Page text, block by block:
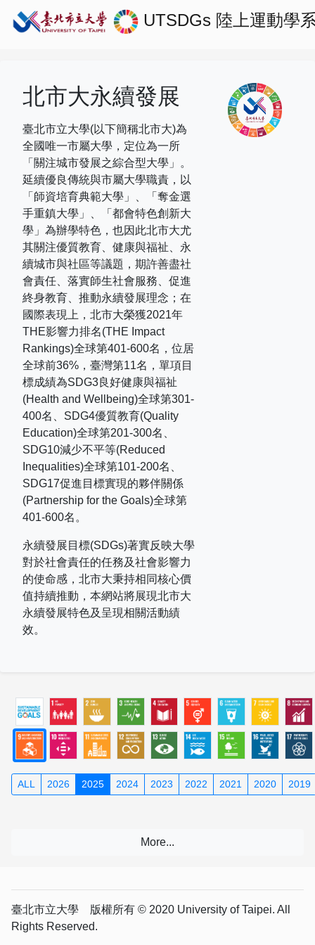
UTSDGs 陸上運動學
北市大永續發展
臺北市立大學(以下簡稱北市大)為
全國唯一市屬大學，定位為一所
「關注城市發展之綜合型大學」。
延續優良傳統與市屬大學職責，以
「師資培育典範大學」、「奪金選
手重鎮大學」、「都會特色創新大
學」為辦學特色，也因此北市大尤
其關注優質教育、健康與福祉、永
續城市與社區等議題，期許善盡社
會責任、落實師生社會服務、促進
終身教育、推動永續發展理念；在
國際表現上， 北市大榮獲2021年
THE影響力排名(THE Impact
Rankings)全球第401-600名，位居
全球前36% ，臺灣第11名，單項目
標成績為SDG3良好健康與福祉
(Health and Wellbeing)全球第301-
400名、 SDG4優質教育(Quality
Education)全球第201-300名、
SDG10減少不平等(Reduced
Inequalities)全球第101-200名、
SDG17促進目標實現的夥伴關係
(Partnership for the Goals)全球第
401-600名。
永續發展目標(SDGs)著實反映大學
對於社會責任的任務及社會影響力
的使命感，北市大秉持相同核心價
值持續推動，本網站將展現北市大
永續發展特色及呈現相關活動績
效。
ALL 2026 2025 2024 2023 2022 2021 2020 2019
臺北市立大學 版權所有 © 2020 University of Taipei. All
Rights Reserved.